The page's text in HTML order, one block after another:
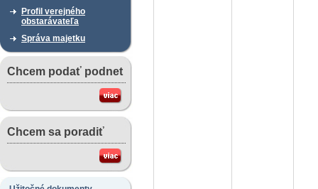
Profil verejného
obstarávateľa
Správa majetku
Chcem podať podnet
Chcem sa poradiť